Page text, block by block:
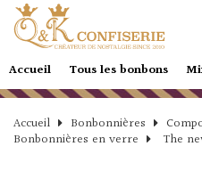
Accueil Tous les bonbons
Accueil Bonbonnières
Bonbonnières en verre
The